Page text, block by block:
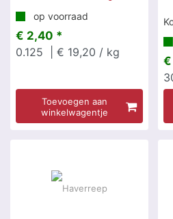
op voorraad
€ 2,40 *
0.125
| € 19,20 / kg
Toevoegen aan
winkelwagentje
€